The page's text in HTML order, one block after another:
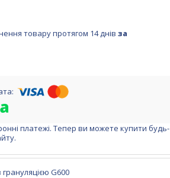
товару протягом 14 днів за
платежі. Тепер ви можете купити будь-
G600